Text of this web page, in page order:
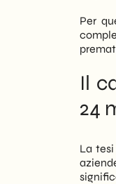
Per
Il
24
La